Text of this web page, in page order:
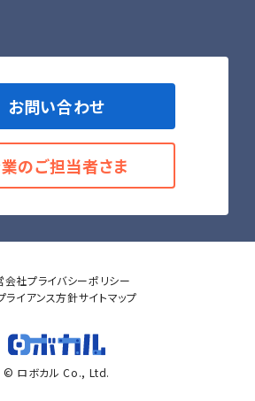
お問い合わせ
のご担当者さま
会社プライバシーポリシー
ライアンス方針サイトマップ
© ロボカル Co., Ltd.